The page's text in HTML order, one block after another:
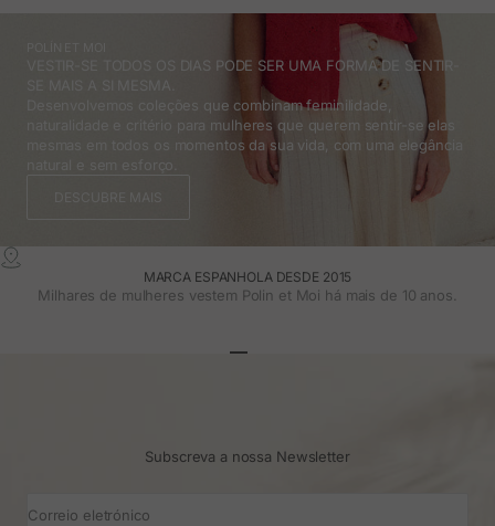
VESTIR-SE TODOS OS DIAS PODE SER UMA FORMA DE SENTIR-
SE MAIS A SI MESMA.
Desenvolvemos coleções que combinam feminilidade,
naturalidade e critério para mulheres que querem sentir-se elas
mesmas em todos os momentos da sua vida, com uma elegância
natural e sem esforço.
DESCUBRE MAIS
MARCA ESPANHOLA DESDE 2015
Milhares de mulheres vestem Polin et Moi há mais de 10 anos.
Subscreva a nossa Newsletter
Correio eletrónico